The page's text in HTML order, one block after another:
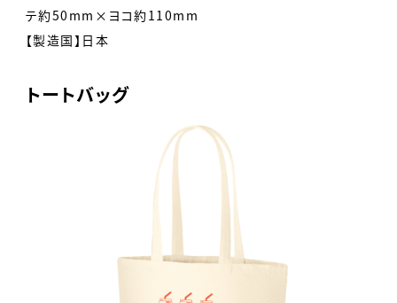
テ約50mm×ヨコ約110mm
【製造国】日本
トートバッグ